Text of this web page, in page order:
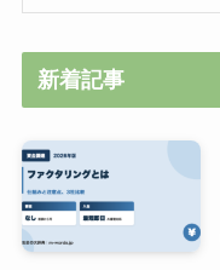
新着記事